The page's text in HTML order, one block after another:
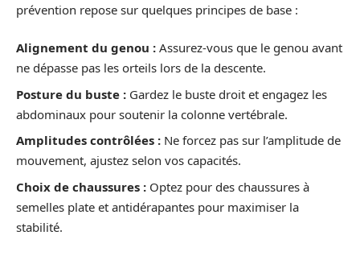
prévention repose sur quelques principes de base :
Alignement du genou : Assurez-vous que le genou avant
ne dépasse pas les orteils lors de la descente.
Posture du buste : Gardez le buste droit et engagez les
abdominaux pour soutenir la colonne vertébrale.
Amplitudes contrôlées : Ne forcez pas sur l’amplitude de
mouvement, ajustez selon vos capacités.
Choix de chaussures : Optez pour des chaussures à
semelles plate et antidérapantes pour maximiser la
stabilité.